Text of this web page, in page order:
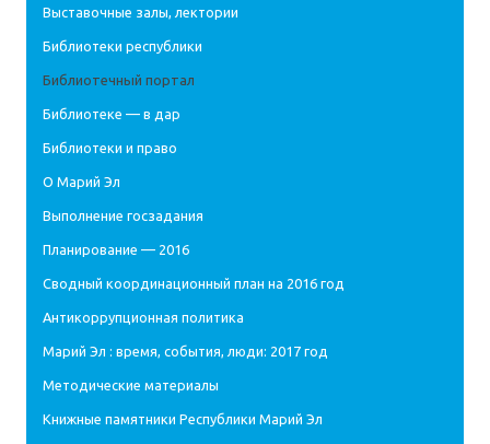
Выставочные залы, лектории
Библиотеки республики
Библиотечный портал
Библиотеке — в дар
Библиотеки и право
О Марий Эл
Выполнение госзадания
Планирование — 2016
Сводный координационный план на 2016 год
Антикоррупционная политика
Марий Эл : время, события, люди: 2017 год
Методические материалы
Книжные памятники Республики Марий Эл